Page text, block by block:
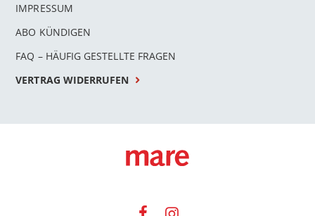
IMPRESSUM
ABO KÜNDIGEN
FAQ – HÄUFIG GESTELLTE FRAGEN
VERTRAG WIDERRUFEN